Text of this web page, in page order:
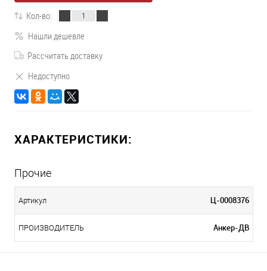
Кол-во:
Нашли дешевле
Рассчитать доставку
Недоступно
ХАРАКТЕРИСТИКИ:
Прочие
Артикул Ц-0008376
ПРОИЗВОДИТЕЛЬ Анкер-ДВ